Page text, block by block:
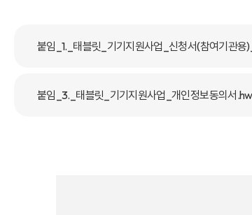
붙임_1._태블릿_기기지원사업_신청서(참여기관용
붙임_3._태블릿_기기지원사업_개인정보동의서